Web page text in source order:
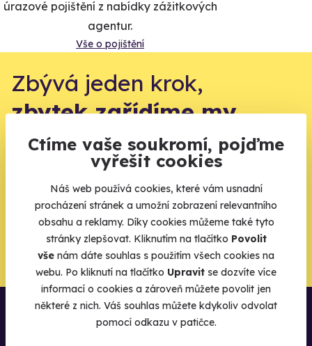
Ctíme vaše soukromí, pojďme
vyřešit cookies
Náš web používá cookies, které vám usnadní
procházení stránek a umožní zobrazení relevantního
obsahu a reklamy. Díky cookies můžeme také tyto
stránky zlepšovat. Kliknutím na tlačítko Povolit
vše nám dáte souhlas s použitím všech cookies na
webu. Po kliknutí na tlačítko Upravit se dozvíte více
informací o cookies a zároveň můžete povolit jen
některé z nich. Váš souhlas můžete kdykoliv odvolat
pomocí odkazu v patičce.
úrazové pojištění z nabídky zážitkových
agentur.
Vše o pojištění
Zbývá jeden krok,
zbytek zařídíme my
Váš e-mail je vstupenka do světa, kde se žije naplno. Pojďte
Chci být u toho